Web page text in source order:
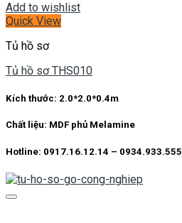
Add to wishlist
Quick View
Tủ hồ sơ
Tủ hồ sơ THS010
Kích thước: 2.0*2.0*0.4m
Chất liệu: MDF phủ Melamine
Hotline: 0917.16.12.14 – 0934.933.555